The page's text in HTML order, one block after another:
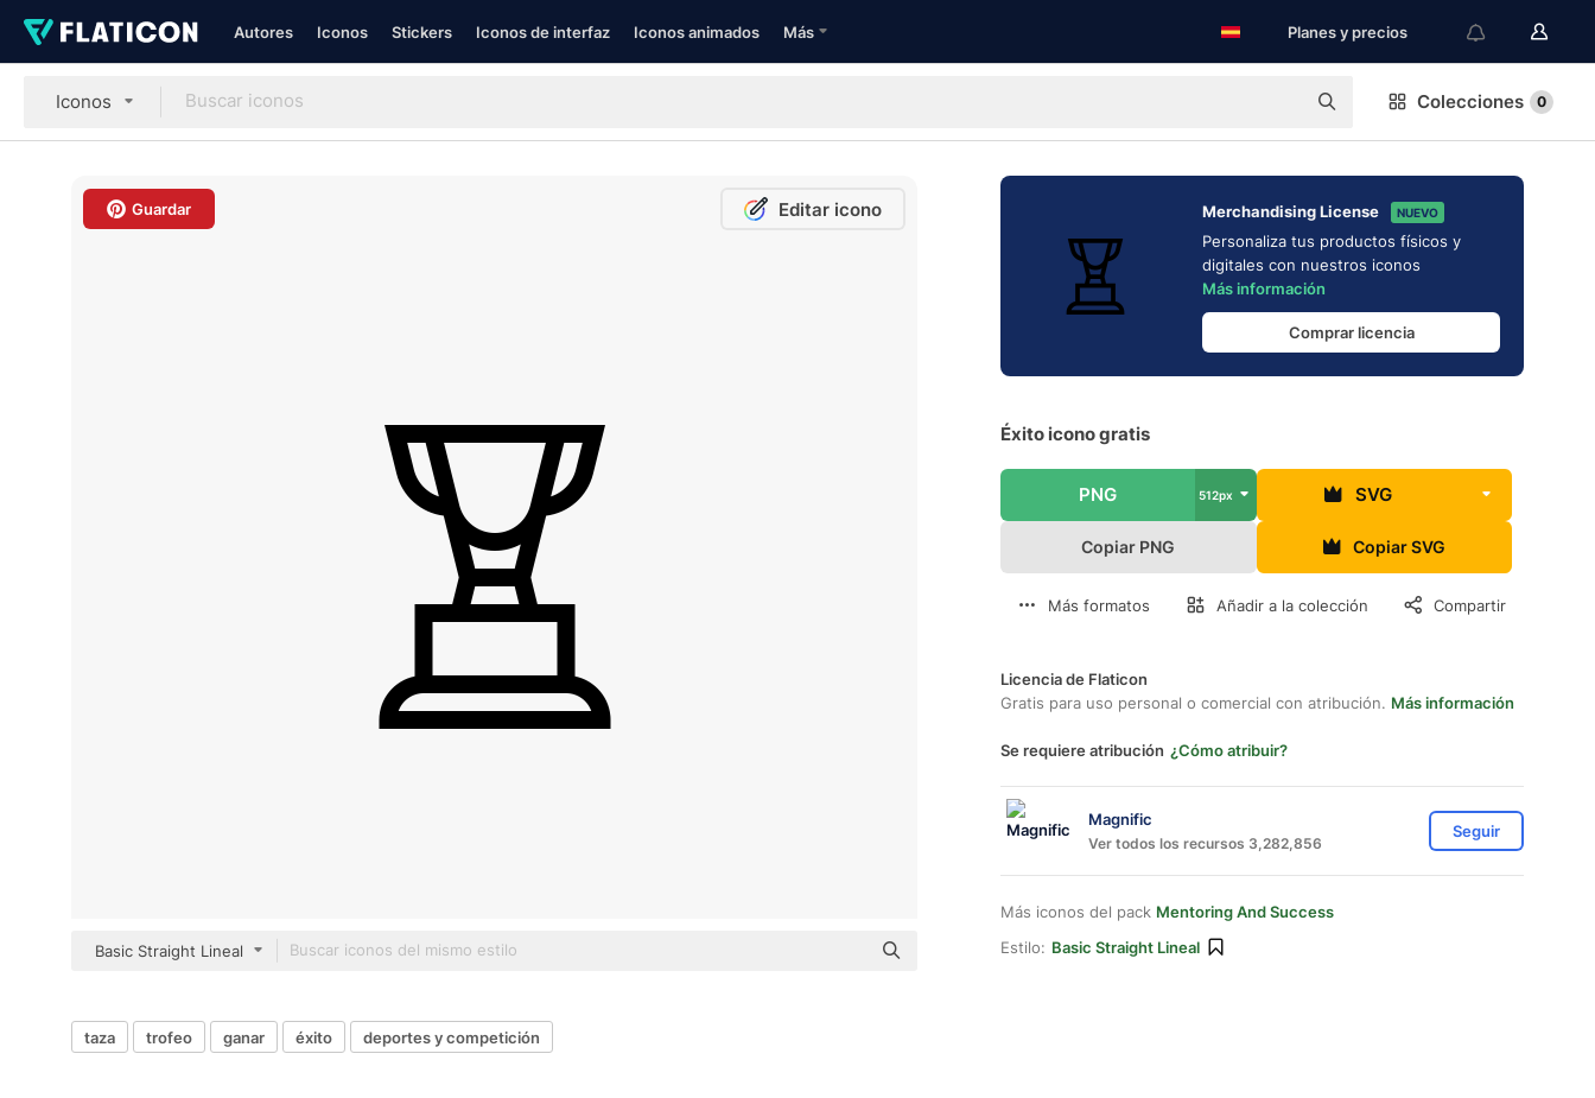
Autores Iconos Stickers Iconos de interfaz Iconos animados Más Planes y precios
Iconos Colecciones 0
Guardar Editar icono
Basic Straight Lineal
Merchandising License NUEVO
Personaliza tus productos físicos y
digitales con nuestros iconos
Más información
Comprar licencia
Éxito icono gratis
PNG 512px SVG
Copiar PNG Copiar SVG
Más formatos Añadir a la colección Compartir
Licencia de Flaticon
Gratis para uso personal o comercial con atribución. Más información
Se requiere atribución ¿Cómo atribuir?
Magnific
Ver todos los recursos 3,282,856
Seguir
Más iconos del pack Mentoring And Success
Estilo: Basic Straight Lineal
taza trofeo ganar éxito deportes y competición